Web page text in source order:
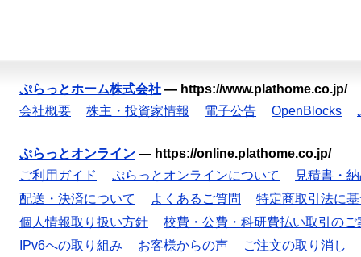
ぷらっとホーム株式会社 — https://www.plathome.co.jp/
会社概要
株主・投資家情報 電子公告 OpenBlocks
ぷらっとオンライン — https://online.plathome.co.jp/
ご利用ガイド
ぷらっとオンラインについて
見積書・
配送・決済について
よくあるご質問
特定商取引法に
個人情報取り扱い方針
校費・公費・科研費払い取引のご
IPv6への取り組み
お客様からの声 ご注文の取り消し